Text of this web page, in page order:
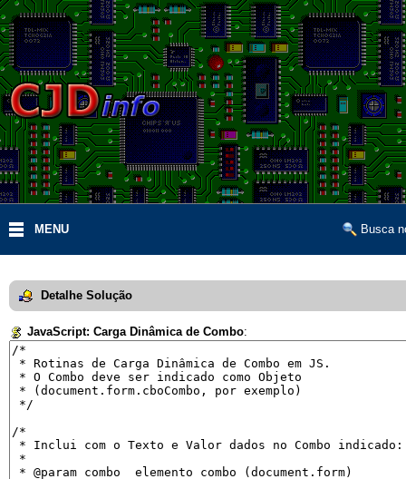
MENU Busca
Detalhe Solução
JavaScript: Carga Dinâmica de Combo: